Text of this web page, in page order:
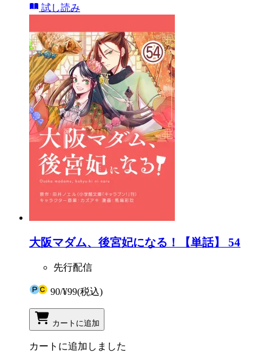
試し読み
大阪マダム、後宮妃になる！【単話】 54
先行配信
90/¥99(税込)
カートに追加
カートに追加しました